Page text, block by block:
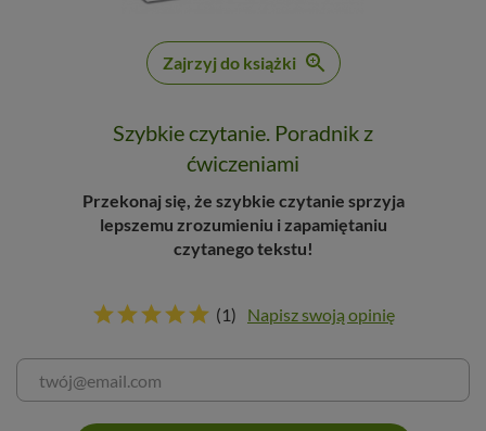
Zajrzyj do książki
Szybkie czytanie. Poradnik z
ćwiczeniami
Przekonaj się, że szybkie czytanie sprzyja
lepszemu zrozumieniu i zapamiętaniu
czytanego tekstu!
(1) Napisz swoją opinię